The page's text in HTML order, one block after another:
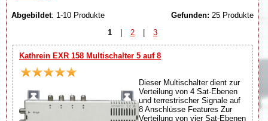
Abgebildet: 1-10 Produkte Gefunden: 25 Produkte
1
| 2 | 3
Kathrein EXR 158 Multischalter 5 auf 8
Dieser Multischalter dient zur
Verteilung von 4 Sat-Ebenen
und terrestrischer Signale auf
8 Anschlüsse Features Zur
Verteilung von vier Sat-Ebenen